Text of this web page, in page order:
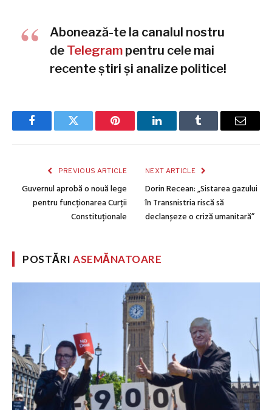
Abonează-te la canalul nostru
de Telegram pentru cele mai
recente știri și analize politice!
FacebookTwitter Pinterest LinkedInTumblr Email
PREVIOUS ARTICLE
Guvernul aprobă o nouă lege
pentru funcționarea Curții
Constituționale
NEXT ARTICLE
Dorin Recean: „Sistarea gazului
în Transnistria riscă să
declanșeze o criză umanitară”
POSTĂRIASEMĂNATOARE